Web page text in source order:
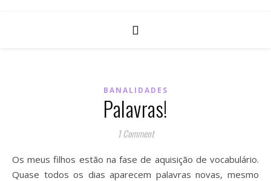
BANALIDADES
Palavras!
1 Comment
Os meus filhos estão na fase de aquisição de vocabulário.
Quase todos os dias aparecem palavras novas, mesmo